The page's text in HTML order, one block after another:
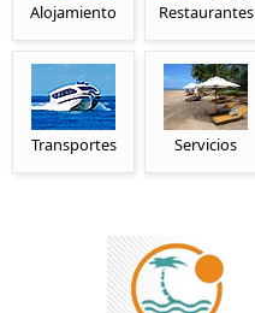
Alojamiento Restaurantes
Transportes Servicios